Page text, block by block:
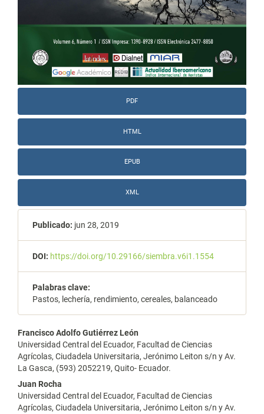
PDF
HTML
EPUB
XML
Publicado: jun 28, 2019
DOI: https://doi.org/10.29166/siembra.v6i1.1554
Palabras clave:
Pastos, lechería, rendimiento, cereales, balanceado
Contenido
principal
del
artículo
Francisco Adolfo Gutiérrez León
Universidad Central del Ecuador, Facultad de Ciencias
Agrícolas, Ciudadela Universitaria, Jerónimo Leiton s/n y Av.
La Gasca, (593) 2052219, Quito- Ecuador.
Juan Rocha
Universidad Central del Ecuador, Facultad de Ciencias
Agrícolas, Ciudadela Universitaria, Jerónimo Leiton s/n y Av.